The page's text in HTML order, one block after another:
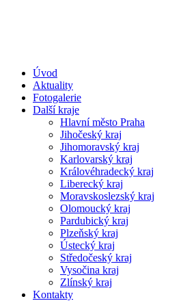
Úvod
Aktuality
Fotogalerie
Další kraje
Hlavní město Praha
Jihočeský kraj
Jihomoravský kraj
Karlovarský kraj
Královéhradecký kraj
Liberecký kraj
Moravskoslezský kraj
Olomoucký kraj
Pardubický kraj
Plzeňský kraj
Ústecký kraj
Středočeský kraj
Vysočina kraj
Zlínský kraj
Kontakty